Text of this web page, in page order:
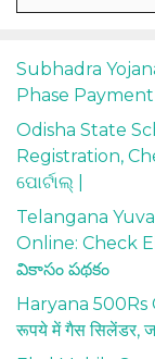
Subhadra
Phase
Odisha State
Registration,
ପୋର୍ଟାଲ୍ |
Telangana
Online: Check
వికాసం పథకం
Haryana 500Rs
रूपये में गैस सिलेंडर,